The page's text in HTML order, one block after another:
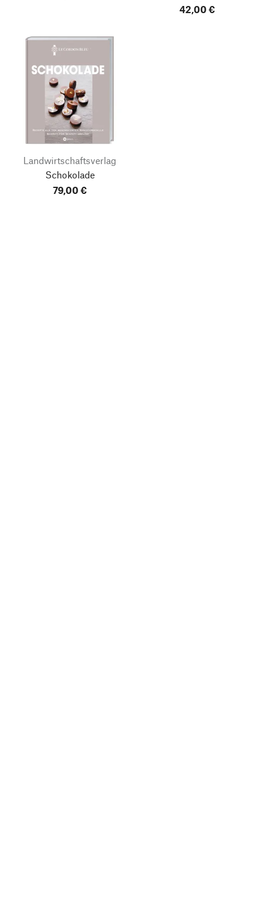
42,00 €
Landwirtschaftsverlag
Schokolade
79,00 €